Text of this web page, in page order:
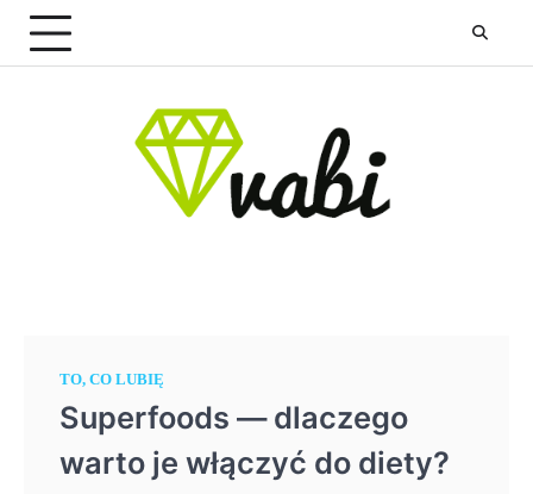
Skip
content
TO, CO LUBIĘ
Superfoods — dlaczego
warto je włączyć do diety?